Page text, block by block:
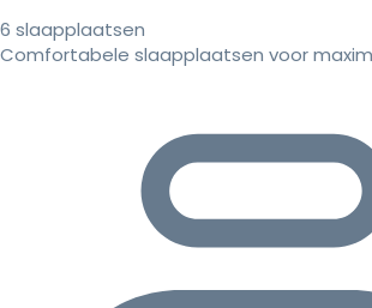
6 slaapplaatsen
Comfortabele slaapplaatsen voor